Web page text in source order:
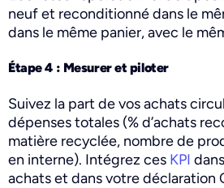
neuf et reconditionné dans le
dans le même panier, avec le
Étape 4 : Mesurer et piloter
Suivez la part de vos achats
dépenses totales (% d’achats
matière recyclée, nombre de
en interne). Intégrez ces KPI
achats et dans votre déclaration